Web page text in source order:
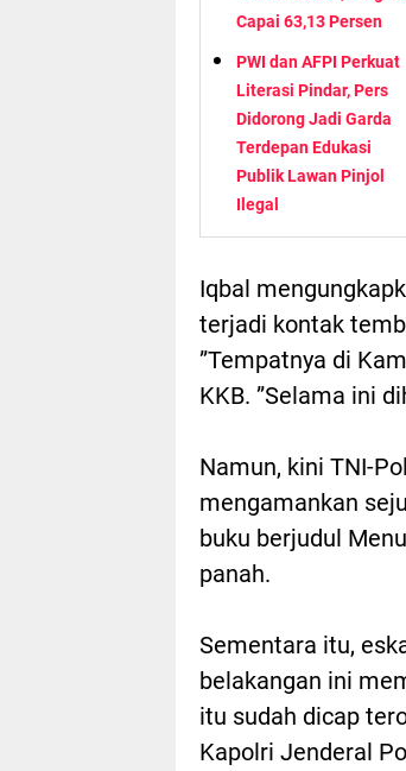
Capai 63,13 Persen
PWI dan AFPI Perkuat
Literasi Pindar, Pers
Didorong Jadi Garda
Terdepan Edukasi
Publik Lawan Pinjol
Ilegal
Iqbal
terjadi kontak
”Tempatnya di
KKB. ”Selama ini
Namun, kini TNI-
mengamankan
buku berjudul
panah.
Sementara itu,
belakangan ini
itu sudah dicap
Kapolri Jenderal